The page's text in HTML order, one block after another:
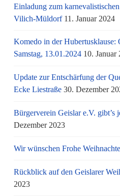
Einladung zum
Vilich-Müldorf 11. Januar 2024
Komedo in der
Samstag, 13.01.2024 10. Januar
Update zur Entschärfung der
Ecke Liestraße 30. Dezember
Bürgerverein Geislar e.V. gibt’s
Dezember 2023
Wir wünschen Frohe
Rückblick auf den Geislarer
2023